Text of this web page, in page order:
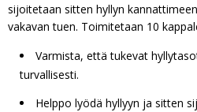
sijoitetaan sitten hyllyn
vakavan tuen. Toimitetaan 10
Varmista, että tukevat
turvallisesti.
Helppo lyödä hyllyyn ja sitten